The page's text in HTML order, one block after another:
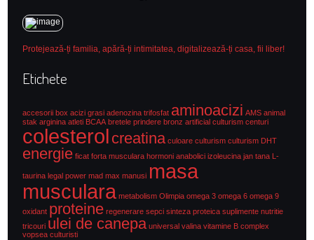
Protejează-ți familia, apără-ți intimitatea, digitalizează-ți casa, fii liber!
Etichete
accesorii box acizi grasi adenozina trifosfat aminoacizi AMS animal
stak arginina atleti BCAA bretele prindere bronz artificial culturism centuri
colesterol creatina culoare culturism culturism DHT
energie ficat forta musculara hormoni anabolici izoleucina jan tana L-
taurina legal power mad max manusi masa
musculara metabolism Olimpia omega 3 omega 6 omega 9
oxidant proteine regenerare sepci sinteza proteica suplimente nutritie
tricouri ulei de canepa universal valina vitamine B complex
vopsea culturisti